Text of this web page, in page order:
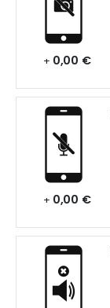
+ 0,00 €
+ 0,00 €